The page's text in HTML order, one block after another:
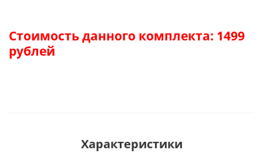
Стоимостьданного комплекта: 1499
рублей
Характеристики